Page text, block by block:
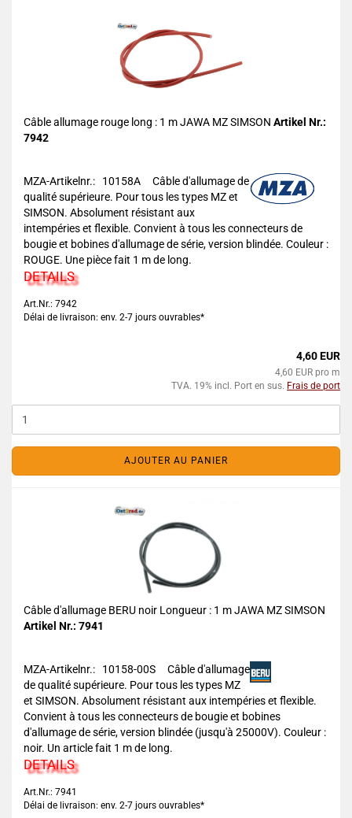
Câble allumage rouge long : 1 m JAWA MZ SIMSON Artikel Nr.:
7942
MZA-Artikelnr.: 10158A
Câble d'allumage de
qualité supérieure. Pour tous les types MZ et
SIMSON. Absolument résistant aux
intempéries et flexible. Convient à tous les connecteurs de
bougie et bobines d'allumage de série, version blindée. Couleur :
ROUGE. Une pièce fait 1 m de long.
DETAILS
Art.Nr.: 7942
Délai de livraison: env. 2-7 jours ouvrables*
4,60 EUR
4,60 EUR pro m
TVA. 19% incl. Port en sus. Frais de port
AJOUTER AU PANIER
Câble d'allumage BERU noir Longueur : 1 m JAWA MZ SIMSON
Artikel Nr.: 7941
MZA-Artikelnr.: 10158-00S
Câble d'allumage
de qualité supérieure. Pour tous les types MZ
et SIMSON. Absolument résistant aux intempéries et flexible.
Convient à tous les connecteurs de bougie et bobines
d'allumage de série, version blindée (jusqu'à 25000V). Couleur :
noir. Un article fait 1 m de long.
DETAILS
Art.Nr.: 7941
Délai de livraison: env. 2-7 jours ouvrables*